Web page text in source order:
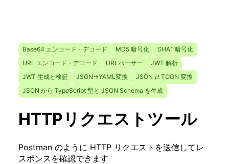
Base64 エンコード・デコード MD5 暗号化
SHA1 暗号化
URL エンコード・デコード
URLパーサー
JWT 解析
JWT 生成と検証
JSON→YAML変換
JSON ⇄ TOON 変換
JSON から TypeScript 型と JSON Schema を生成
HTTPリクエストツール
Postman のように HTTP リクエストを送信してレ
スポンスを確認できます